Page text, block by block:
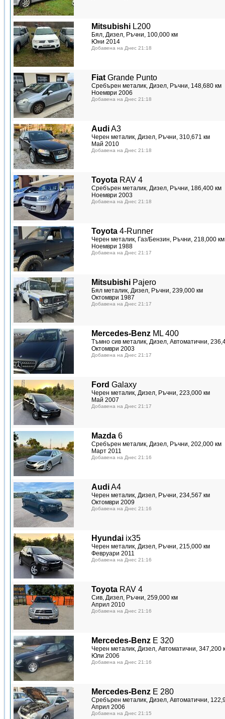
Mitsubishi L200
Бял, Дизел, Ръчни, 100,000 км
Юни 2014
Добавена на Днес 21:18
Fiat Grande Punto
Сребърен металик, Дизел, Ръчни, 148,680 км
Ноември 2006
Добавена на Днес 21:18
AudiA3
Черен металик, Дизел, Ръчни, 310,671 км
Май 2010
Добавена на Днес 21:18
Toyota RAV 4
Сребърен металик, Дизел, Ръчни, 186,400 км
Ноември 2003
Добавена на Днес 21:18
Toyota 4-Runner
Черен металик, Газ/Бензин, Ръчни, 218,000 км
Ноември 1988
Добавена на Днес 21:17
Mitsubishi Pajero
Бял металик, Дизел, Ръчни, 239,000 км
Октомври 1987
Добавена на Днес 21:17
Mercedes-Benz ML 400
Тъмно сив металик, Дизел, Автоматични,
Октомври 2003
Добавена на Днес 21:17
Ford Galaxy
Черен металик, Дизел, Ръчни, 223,000 км
Май 2007
Добавена на Днес 21:17
Mazda 6
Сребърен металик, Дизел, Ръчни, 202,000 км
Март 2011
Добавена на Днес 21:16
AudiA4
Черен металик, Дизел, Ръчни, 234,567 км
Октомври 2009
Добавена на Днес 21:16
Hyundai ix35
Черен металик, Дизел, Ръчни, 215,000 км
Февруари 2011
Добавена на Днес 21:16
Toyota RAV 4
Сив, Дизел, Ръчни, 259,000 км
Април 2010
Добавена на Днес 21:16
Mercedes-Benz E 320
Черен металик, Дизел, Автоматични, 347,200
Юли 2006
Добавена на Днес 21:16
Mercedes-Benz E 280
Сребърен металик, Дизел, Автоматични,
Април 2006
Добавена на Днес 21:15